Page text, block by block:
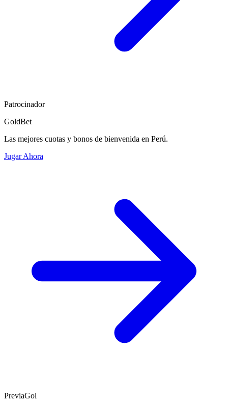
Patrocinador
GoldBet
Las mejores cuotas y bonos de bienvenida en Perú.
Jugar Ahora
PreviaGol